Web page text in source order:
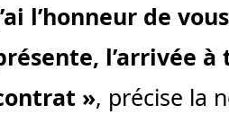
l’honneur de
l’arrivée
», précise la